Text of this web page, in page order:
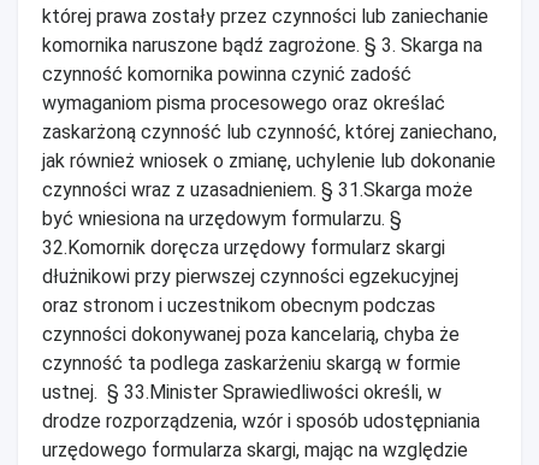
której prawa zostały przez czynności lub zaniechanie
komornika naruszone bądź zagrożone. § 3. Skarga na
czynność komornika powinna czynić zadość
wymaganiom pisma procesowego oraz określać
zaskarżoną czynność lub czynność, której zaniechano,
jak również wniosek o zmianę, uchylenie lub dokonanie
czynności wraz z uzasadnieniem. § 31.Skarga może
być wniesiona na urzędowym formularzu. §
32.Komornik doręcza urzędowy formularz skargi
dłużnikowi przy pierwszej czynności egzekucyjnej
oraz stronom i uczestnikom obecnym podczas
czynności dokonywanej poza kancelarią, chyba że
czynność ta podlega zaskarżeniu skargą w formie
ustnej. § 33.Minister Sprawiedliwości określi, w
drodze rozporządzenia, wzór i sposób udostępniania
urzędowego formularza skargi, mając na względzie